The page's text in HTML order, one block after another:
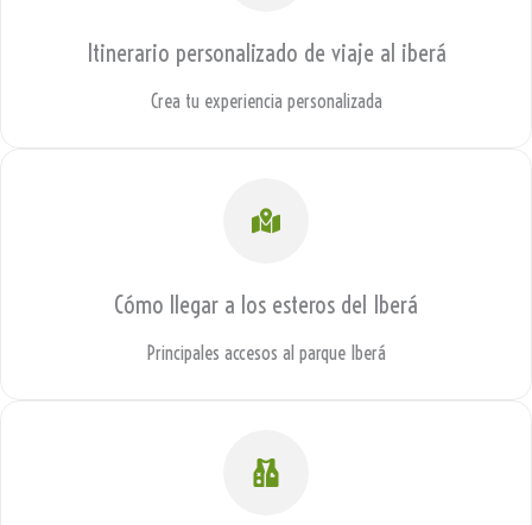
Itinerario personalizado de viaje al iberá
Crea tu experiencia personalizada
Cómo llegar a los esteros del Iberá
Principales accesos al parque Iberá